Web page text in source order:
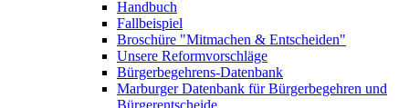
Handbuch
Fallbeispiel
Broschüre "Mitmachen & Entscheiden"
Unsere Reformvorschläge
Bürgerbegehrens-Datenbank
Marburger Datenbank für Bürgerbegehren und
Bürgerentscheide